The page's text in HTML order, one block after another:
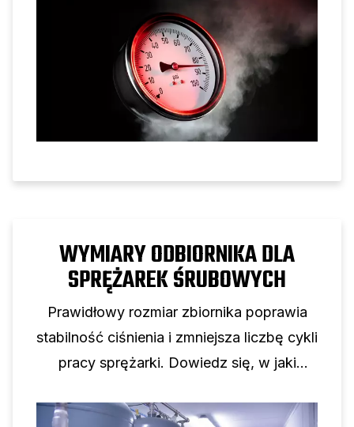
WYMIARY ODBIORNIKA DLA
SPRĘŻAREK ŚRUBOWYCH
Prawidłowy rozmiar zbiornika poprawia
stabilność ciśnienia i zmniejsza liczbę cykli
pracy sprężarki. Dowiedz się, w jaki
wydajność sprężarki śrubowej.